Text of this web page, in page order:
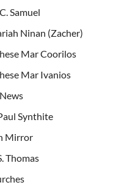
Samuel
Ninan (Zacher)
Mar Coorilos
Mar Ivanios
Synthite
Mirror
Thomas